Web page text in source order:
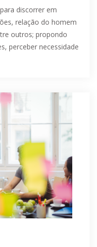
discorrer em
relação do homem
outros; propondo
perceber necessidade